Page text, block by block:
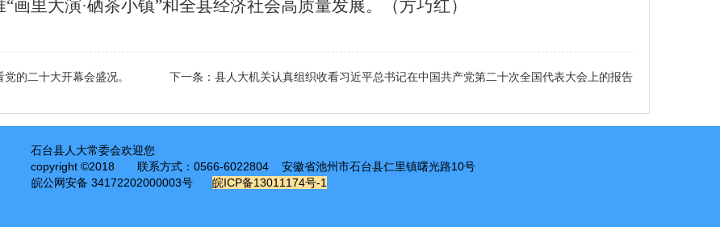
“画里大演·硒茶小镇”和全县经济社会高质量发展。 （方巧红）
的二十大开幕会盛况。 下一条： 县人大机关认真组织收看习近平总书记在中国共产党第二十次全国代表大会上的报告
石台县人大常委会欢迎您
copyright ©2018
联系方式：0566-6022804 安徽省池州市石台县仁里镇曙光路10号
皖公网安备 34172202000003号
皖ICP备13011174号-1